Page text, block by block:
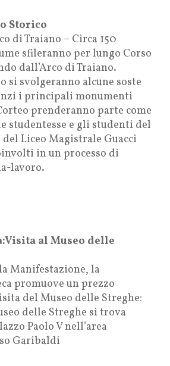
Storico
di Traiano – Circa 150
sfileranno per lungo Corso
dall’Arco di Traiano.
si svolgeranno alcune soste
i principali monumenti
prenderanno parte come
studentesse e gli studenti del
Liceo Magistrale Guacci
in un processo di
lavoro.
al Museo delle
Manifestazione, la
promuove un prezzo
del Museo delle Streghe:
delle Streghe si trova
Paolo V nell’area
Garibaldi